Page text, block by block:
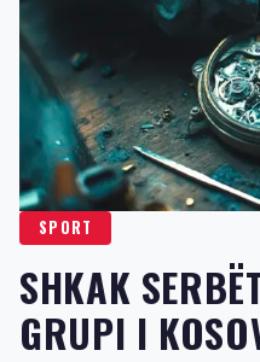
SPORT
SHKAK
GRUPI I